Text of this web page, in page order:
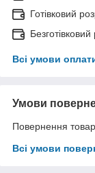
Готівковий
Всі умови
Умови
Повернення
Всі умови